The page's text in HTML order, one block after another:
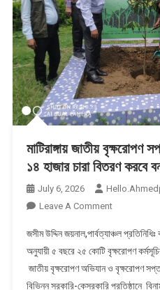
মাটিরাঙ্গায় জাতীয় বৃক্ষরোপণ
১৪ হাজার চারা বিতরণ করবে
July 6, 2026
Leave A CommentOn
জাতীয়
বৃক্ষরোপণ
সপ্তাহের
উদ্বোধন:
​জসীম উদ্দিন জয়নাল,পার্বত্যাঞ্চল প্রতিনিধিঃ
অনুযায়ী ৫ বছরে ২৫ কোটি বৃক্ষরোপণ
জাতীয় বৃক্ষরোপণ অভিযান ও বৃক্ষরোপণ
বিভিন্ন সরকারি-কেসরকারি প্রতিষ্ঠানে